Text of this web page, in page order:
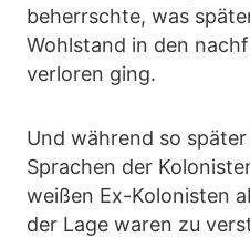
beherrschte, was
Wohlstand in den
verloren ging.
Und während so
Sprachen der
weißen Ex-Kolonisten
der Lage waren zu